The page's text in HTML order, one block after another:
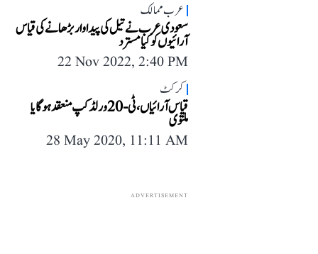
عرب ممالک
سعودی عرب نے تیل کی پیداوار بڑھانے کی قیاس
آرائیوں کو کیا مسترد
22 Nov 2022, 2:40 PM
کرکٹ
قیاس آرائیاں، ٹی -20 ورلڈ کپ منعقد ہوگا یا
ملتوی
28 May 2020, 11:11 AM
ADVERTISEMENT